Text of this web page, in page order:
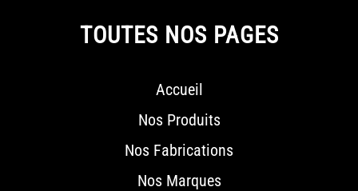
TOUTES NOS PAGES
Accueil
Nos Produits
Nos Fabrications
Nos Marques